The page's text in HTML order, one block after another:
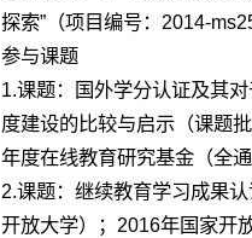
探索”（项目编号：2014-
参与课题
1.课题：国外学分认证及其
度建设的比较与启示（课题
年度在线教育研究基金（全
2.课题：继续教育学习成果
开放大学）；2016年国家开